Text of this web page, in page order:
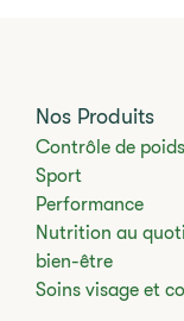
Nos Produits
Contrôle de poids
Sport
Performance
Nutrition au
bien-être
Soins visage et